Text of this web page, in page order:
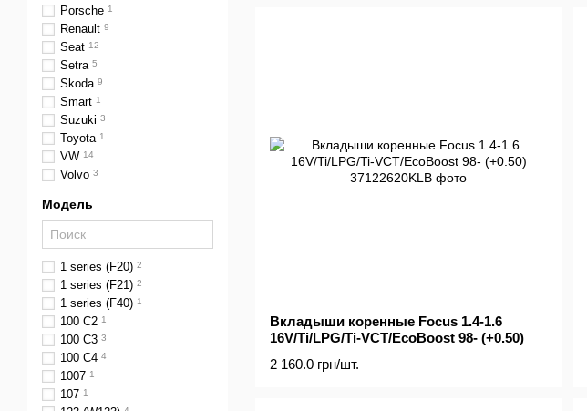
Вкладыши коренные Focus 1.4-1.6
16V/Ti/LPG/Ti-VCT/EcoBoost 98- (+0.50)
2 160.0 грн/шт.
Porsche 1
Renault 9
Seat 12
Setra 5
Skoda 9
Smart 1
Suzuki 3
Toyota 1
VW 14
Volvo 3
Модель
1 series (F20) 2
1 series (F21) 2
1 series (F40) 1
100 C2 1
100 C3 3
100 C4 4
1007 1
107 1